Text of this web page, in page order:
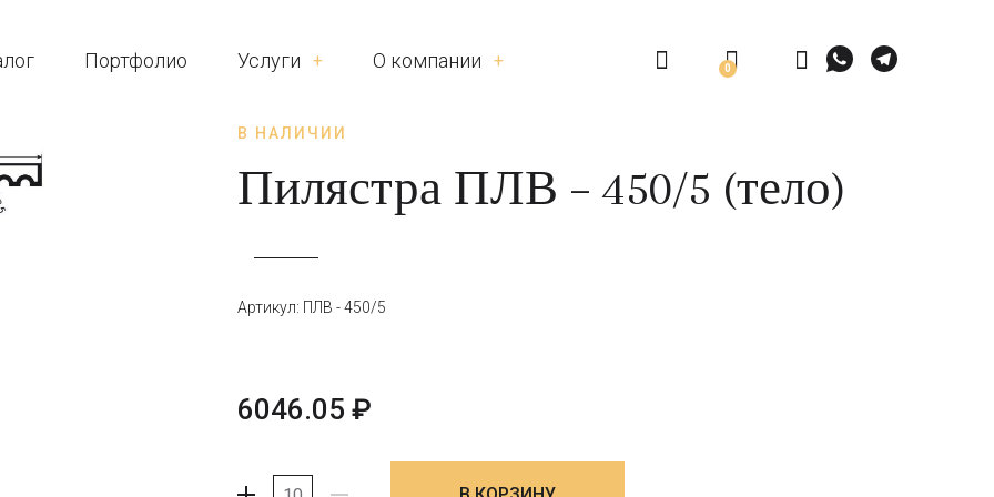
Портфолио Услуги О компании 0
В НАЛИЧИИ
Пилястра ПЛВ – 450/5 (тело)
Артикул: ПЛВ - 450/5
6046.05 ₽